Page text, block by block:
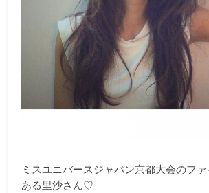
ミスユニバースジャパン京都大会のフ
ある里沙さん♡